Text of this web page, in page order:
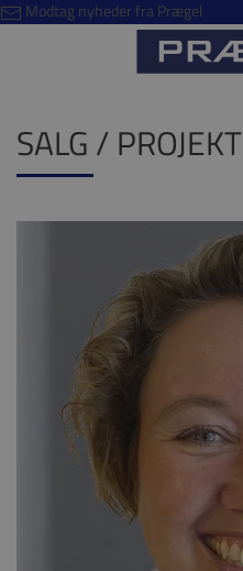
Modtag nyheder fra Prægel
SALG / PROJEKT